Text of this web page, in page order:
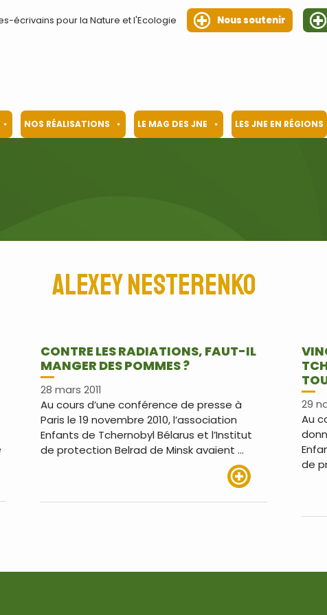
écrivains pour la Nature et l'Ecologie Nous soutenir
NOS RÉALISATIONS LE MAG DES JNE LES JNE EN RÉGIONS
Alexey Nesterenko
CONTRE LES RADIATIONS, FAUT-IL
MANGER DES POMMES ?
28 mars 2011
Au cours d’une conférence de presse à
Paris le 19 novembre 2010, l’association
Enfants de Tchernobyl Bélarus et l’Institut
de protection Belrad de Minsk avaient …
29
Au
de